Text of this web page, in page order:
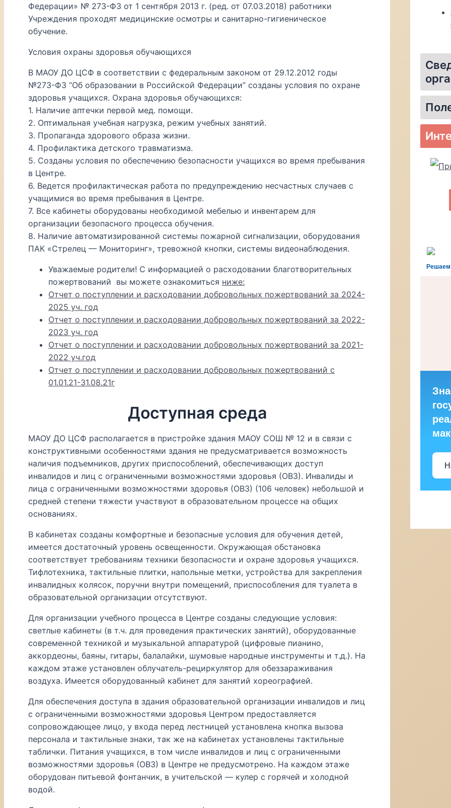
Федерации» № 273-ФЗ от 1 сентября 2013 г. (ред. от 07.03.2018) работники
Учреждения проходят медицинские осмотры и санитарно-гигиеническое
обучение.
Условия охраны здоровья обучающихся
В МАОУ ДО ЦСФ в соответствии с федеральным законом от 29.12.2012 годы
№273-ФЗ “Об образовании в Российской Федерации” созданы условия по охране
здоровья учащихся. Охрана здоровья обучающихся:
1. Наличие аптечки первой мед. помощи.
2. Оптимальная учебная нагрузка, режим учебных занятий.
3. Пропаганда здорового образа жизни.
4. Профилактика детского травматизма.
5. Созданы условия по обеспечению безопасности учащихся во время пребывания
в Центре.
6. Ведется профилактическая работа по предупреждению несчастных случаев с
учащимися во время пребывания в Центре.
7. Все кабинеты оборудованы необходимой мебелью и инвентарем для
организации безопасного процесса обучения.
8. Наличие автоматизированной системы пожарной сигнализации, оборудования
ПАК «Стрелец — Мониторинг», тревожной кнопки, системы видеонаблюдения.
Уважаемые родители! С информацией о расходовании благотворительных
пожертвований вы можете ознакомиться ниже:
Отчет о поступлении и расходовании добровольных пожертвований за 2024-
2025 уч. год
Отчет о поступлении и расходовании добровольных пожертвований за 2022-
2023 уч. год
Отчет о поступлении и расходовании добровольных пожертвований за 2021-
2022 уч.год
Отчет о поступлении и расходовании добровольных пожертвований с
01.01.21-31.08.21г
Доступная среда
МАОУ ДО ЦСФ располагается в пристройке здания МАОУ СОШ № 12 и в связи с
конструктивными особенностями здания не предусматривается возможность
наличия подъемников, других приспособлений, обеспечивающих доступ
инвалидов и лиц с ограниченными возможностями здоровья (ОВЗ). Инвалиды и
лица с ограниченными возможностями здоровья (ОВЗ) (106 человек) небольшой и
средней степени тяжести участвуют в образовательном процессе на общих
основаниях.
В кабинетах созданы комфортные и безопасные условия для обучения детей,
имеется достаточный уровень освещенности. Окружающая обстановка
соответствует требованиям техники безопасности и охране здоровья учащихся.
Тифлотехника, тактильные плитки, напольные метки, устройства для закрепления
инвалидных колясок, поручни внутри помещений, приспособления для туалета в
образовательной организации отсутствуют.
Для организации учебного процесса в Центре созданы следующие условия:
светлые кабинеты (в т.ч. для проведения практических занятий), оборудованные
современной техникой и музыкальной аппаратурой (цифровые пианино,
аккордеоны, баяны, гитары, балалайки, шумовые народные инструменты и т.д.). На
каждом этаже установлен облучатель-рециркулятор для обеззараживания
воздуха. Имеется оборудованный кабинет для занятий хореографией.
Для обеспечения доступа в здания образовательной организации инвалидов и лиц
с ограниченными возможностями здоровья Центром предоставляется
сопровождающее лицо, у входа перед лестницей установлена кнопка вызова
персонала и тактильные знаки, так же на кабинетах установлены тактильные
таблички. Питания учащихся, в том числе инвалидов и лиц с ограниченными
возможностями здоровья (ОВЗ) в Центре не предусмотрено. На каждом этаже
оборудован питьевой фонтанчик, в учительской — кулер с горячей и холодной
водой.